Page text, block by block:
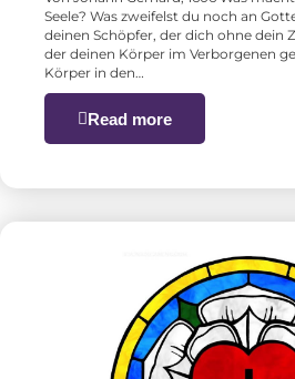
Seele? Was zweifelst du noch an
deinen Schöpfer, der dich ohne dein
der deinen Körper im Verborgenen
Körper in den…
Read more